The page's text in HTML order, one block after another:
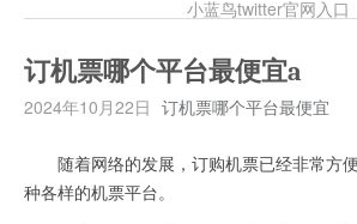
小蓝鸟twitter官网入口
订机票哪个平台最便宜a
2024年10月22日 订机票哪个平台最便宜
随着网络的发展，订购机票已经非常方
种各样的机票平台。